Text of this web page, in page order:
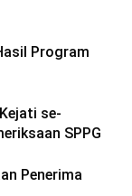
Program
se-
SPPG
Penerima